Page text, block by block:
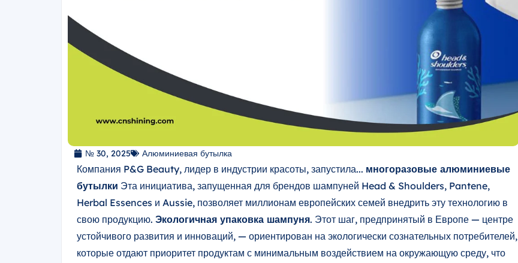
№ 30, 2025 Алюминиевая бутылка
Компания P&G Beauty, лидер в индустрии красоты, запустила... многоразовые алюминиевые
бутылки Эта инициатива, запущенная для брендов шампуней Head & Shoulders, Pantene,
Herbal Essences и Aussie, позволяет миллионам европейских семей внедрить эту технологию в
свою продукцию. Экологичная упаковка шампуня. Этот шаг, предпринятый в Европе — центре
устойчивого развития и инноваций, — ориентирован на экологически сознательных потребителей,
которые отдают приоритет продуктам с минимальным воздействием на окружающую среду, что